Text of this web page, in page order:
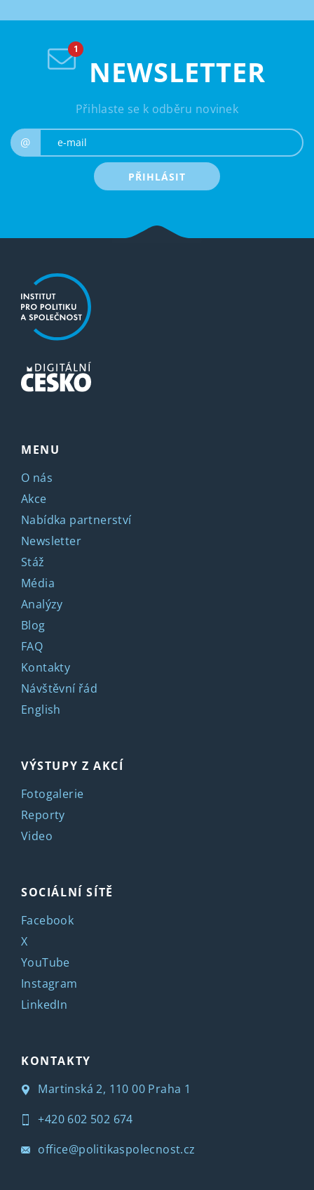
NEWSLETTER
Přihlaste se k odběru novinek
@
PŘIHLÁSIT
MENU
O nás
Akce
Nabídka partnerství
Newsletter
Stáž
Média
Analýzy
Blog
FAQ
Kontakty
Návštěvní řád
English
VÝSTUPY Z AKCÍ
Fotogalerie
Reporty
Video
SOCIÁLNÍ SÍTĚ
Facebook
X
YouTube
Instagram
LinkedIn
KONTAKTY
Martinská 2, 110 00 Praha 1
+420 602 502 674
office@politikaspolecnost.cz